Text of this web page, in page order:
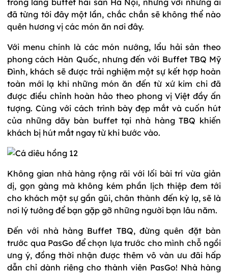
đã từng tới đây một lần, chắc chắn sẽ không thể nào
quên hương vị các món ăn nơi đây.
Với menu chính là các món nướng, lẩu hải sản theo
phong cách Hàn Quốc, nhưng đến với Buffet TBQ Mỹ
Đình, khách sẽ được trải nghiệm một sự kết hợp hoàn
toàn mới lạ khi những món ăn đến từ xứ kim chi đã
được điều chỉnh hoàn hảo theo phong vị Việt đầy ấn
tượng. Cùng với cách trình bày đẹp mắt và cuốn hút
của những dãy bàn buffet tại nhà hàng TBQ khiến
khách bị hút mắt ngay từ khi bước vào.
Không gian nhà hàng rộng rãi với lối bài trí vừa giản
dị, gọn gàng mà không kém phần lịch thiệp đem tới
cho khách một sự gần gũi, chân thành đến kỳ lạ, sẽ là
nơi lý tưởng để bạn gặp gỡ những người bạn lâu năm.
Đến với nhà hàng Buffet TBQ, đừng quên đặt bàn
trước qua PasGo để chọn lựa trước cho mình chỗ ngồi
ưng ý, đồng thời nhận được thêm vô vàn ưu đãi hấp
dẫn chỉ dành riêng cho thành viên PasGo! Nhà hàng